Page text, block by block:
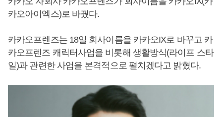
카오아이엑스)로 바꿨다.
카카오프렌즈는 18일 회사이름을 카카오IX로 바꾸고 카
카오프렌즈 캐릭터사업을 비롯해 생활방식(라이프 스타
일)과 관련한 사업을 본격적으로 펼치겠다고 밝혔다.